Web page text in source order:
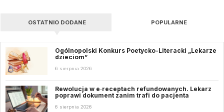
OSTATNIO DODANE POPULARNE
Ogólnopolski Konkurs Poetycko-Literacki „Lekarze
dzieciom”
6 sierpnia 2026
Rewolucja w e‑receptach refundowanych. Lekarz
poprawi dokument zanim trafi do pacjenta
6 sierpnia 2026